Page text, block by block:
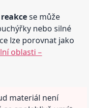
se může
nebo silné
lze porovnat jako
oblasti –
materiál není